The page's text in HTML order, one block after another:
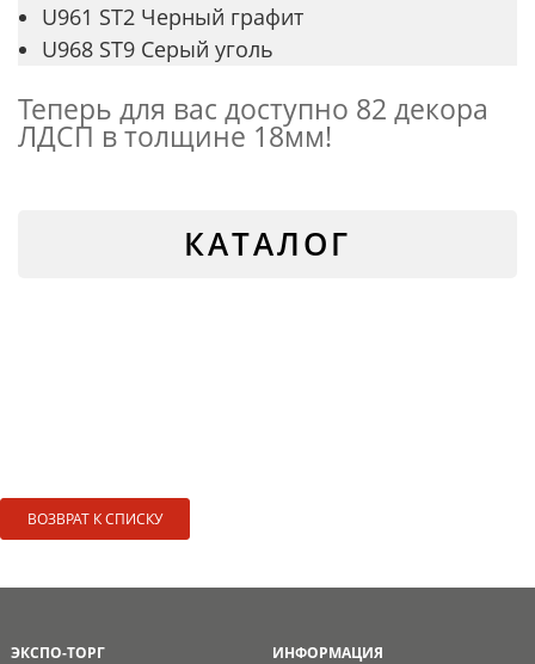
U961 ST2 Черный графит
U968 ST9 Серый уголь
Теперь для вас доступно 82 декора
ЛДСП в толщине 18мм!
КАТАЛОГ
ВОЗВРАТ К СПИСКУ
ЭКСПО-ТОРГ ИНФОРМАЦИЯ